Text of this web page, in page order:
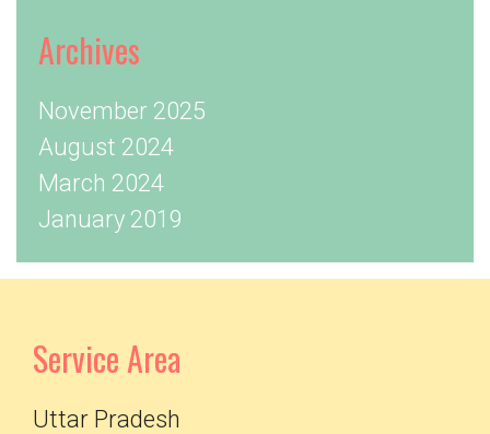
Archives
November 2025
August 2024
March 2024
January 2019
Service Area
Uttar Pradesh